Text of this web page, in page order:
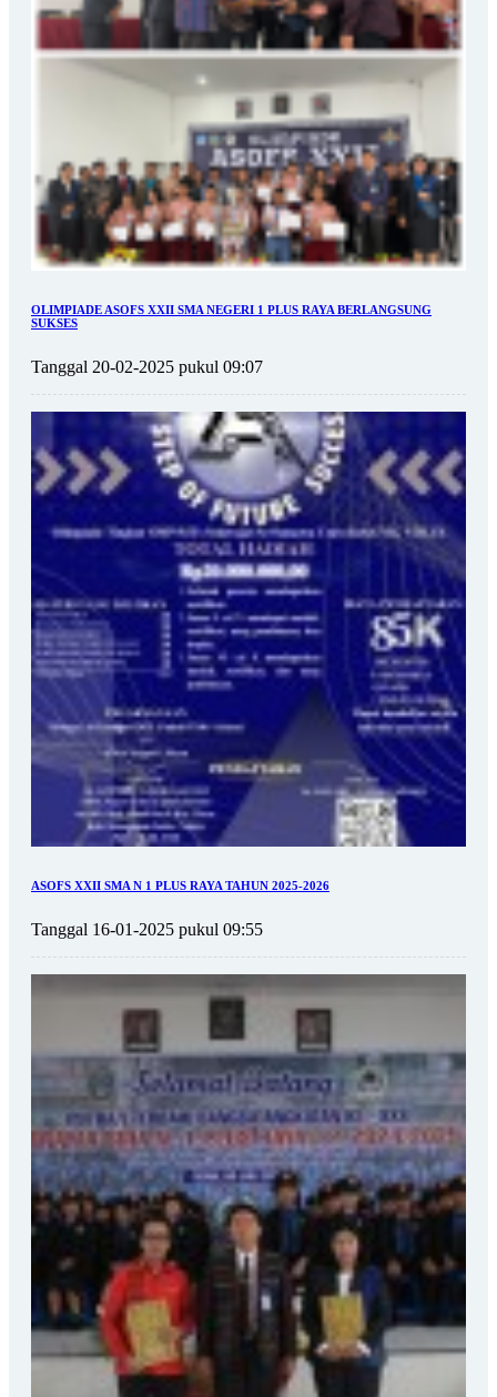
OLIMPIADE ASOFS XXII SMA NEGERI 1 PLUS RAYA BERLANGSUNG
SUKSES
Tanggal 20-02-2025 pukul 09:07
ASOFS XXII SMA N 1 PLUS RAYA TAHUN 2025-2026
Tanggal 16-01-2025 pukul 09:55